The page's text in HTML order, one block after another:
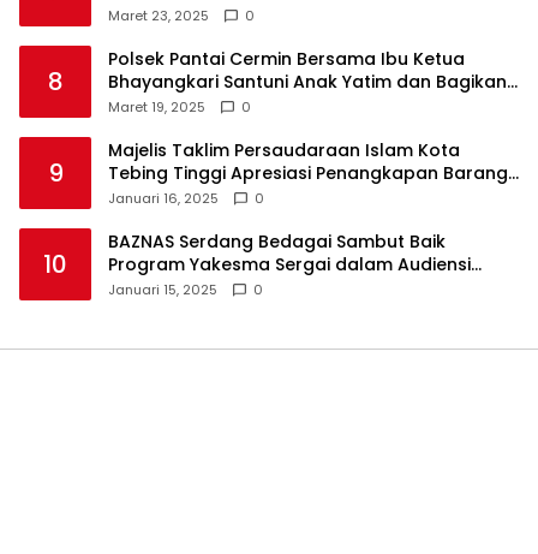
Maret 23, 2025 0
8
Polsek Pantai Cermin Bersama Ibu Ketua
Bhayangkari Santuni Anak Yatim dan Bagikan
Takjil
Maret 19, 2025 0
9
Majelis Taklim Persaudaraan Islam Kota
Tebing Tinggi Apresiasi Penangkapan Barang
Haram
Januari 16, 2025 0
10
BAZNAS Serdang Bedagai Sambut Baik
Program Yakesma Sergai dalam Audiensi
Perkenalan Pengurus Baru
Januari 15, 2025 0